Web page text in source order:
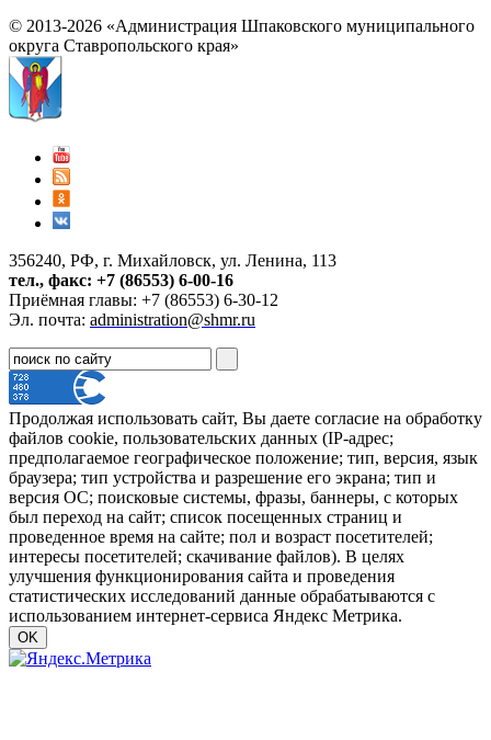
© 2013-2026 «Администрация Шпаковского муниципального
округа Ставропольского края»
356240, РФ, г. Михайловск, ул. Ленина, 113
тел., факс: +7 (86553) 6-00-16
Приёмная главы: +7 (86553) 6-30-12
Эл. почта: administration@shmr.ru
Продолжая использовать сайт, Вы даете согласие на обработку
файлов cookie, пользовательских данных (IP-адрес;
предполагаемое географическое положение; тип, версия, язык
браузера; тип устройства и разрешение его экрана; тип и
версия ОС; поисковые системы, фразы, баннеры, с которых
был переход на сайт; список посещенных страниц и
проведенное время на сайте; пол и возраст посетителей;
интересы посетителей; скачивание файлов). В целях
улучшения функционирования сайта и проведения
статистических исследований данные обрабатываются с
использованием интернет-сервиса Яндекс Метрика.
OK